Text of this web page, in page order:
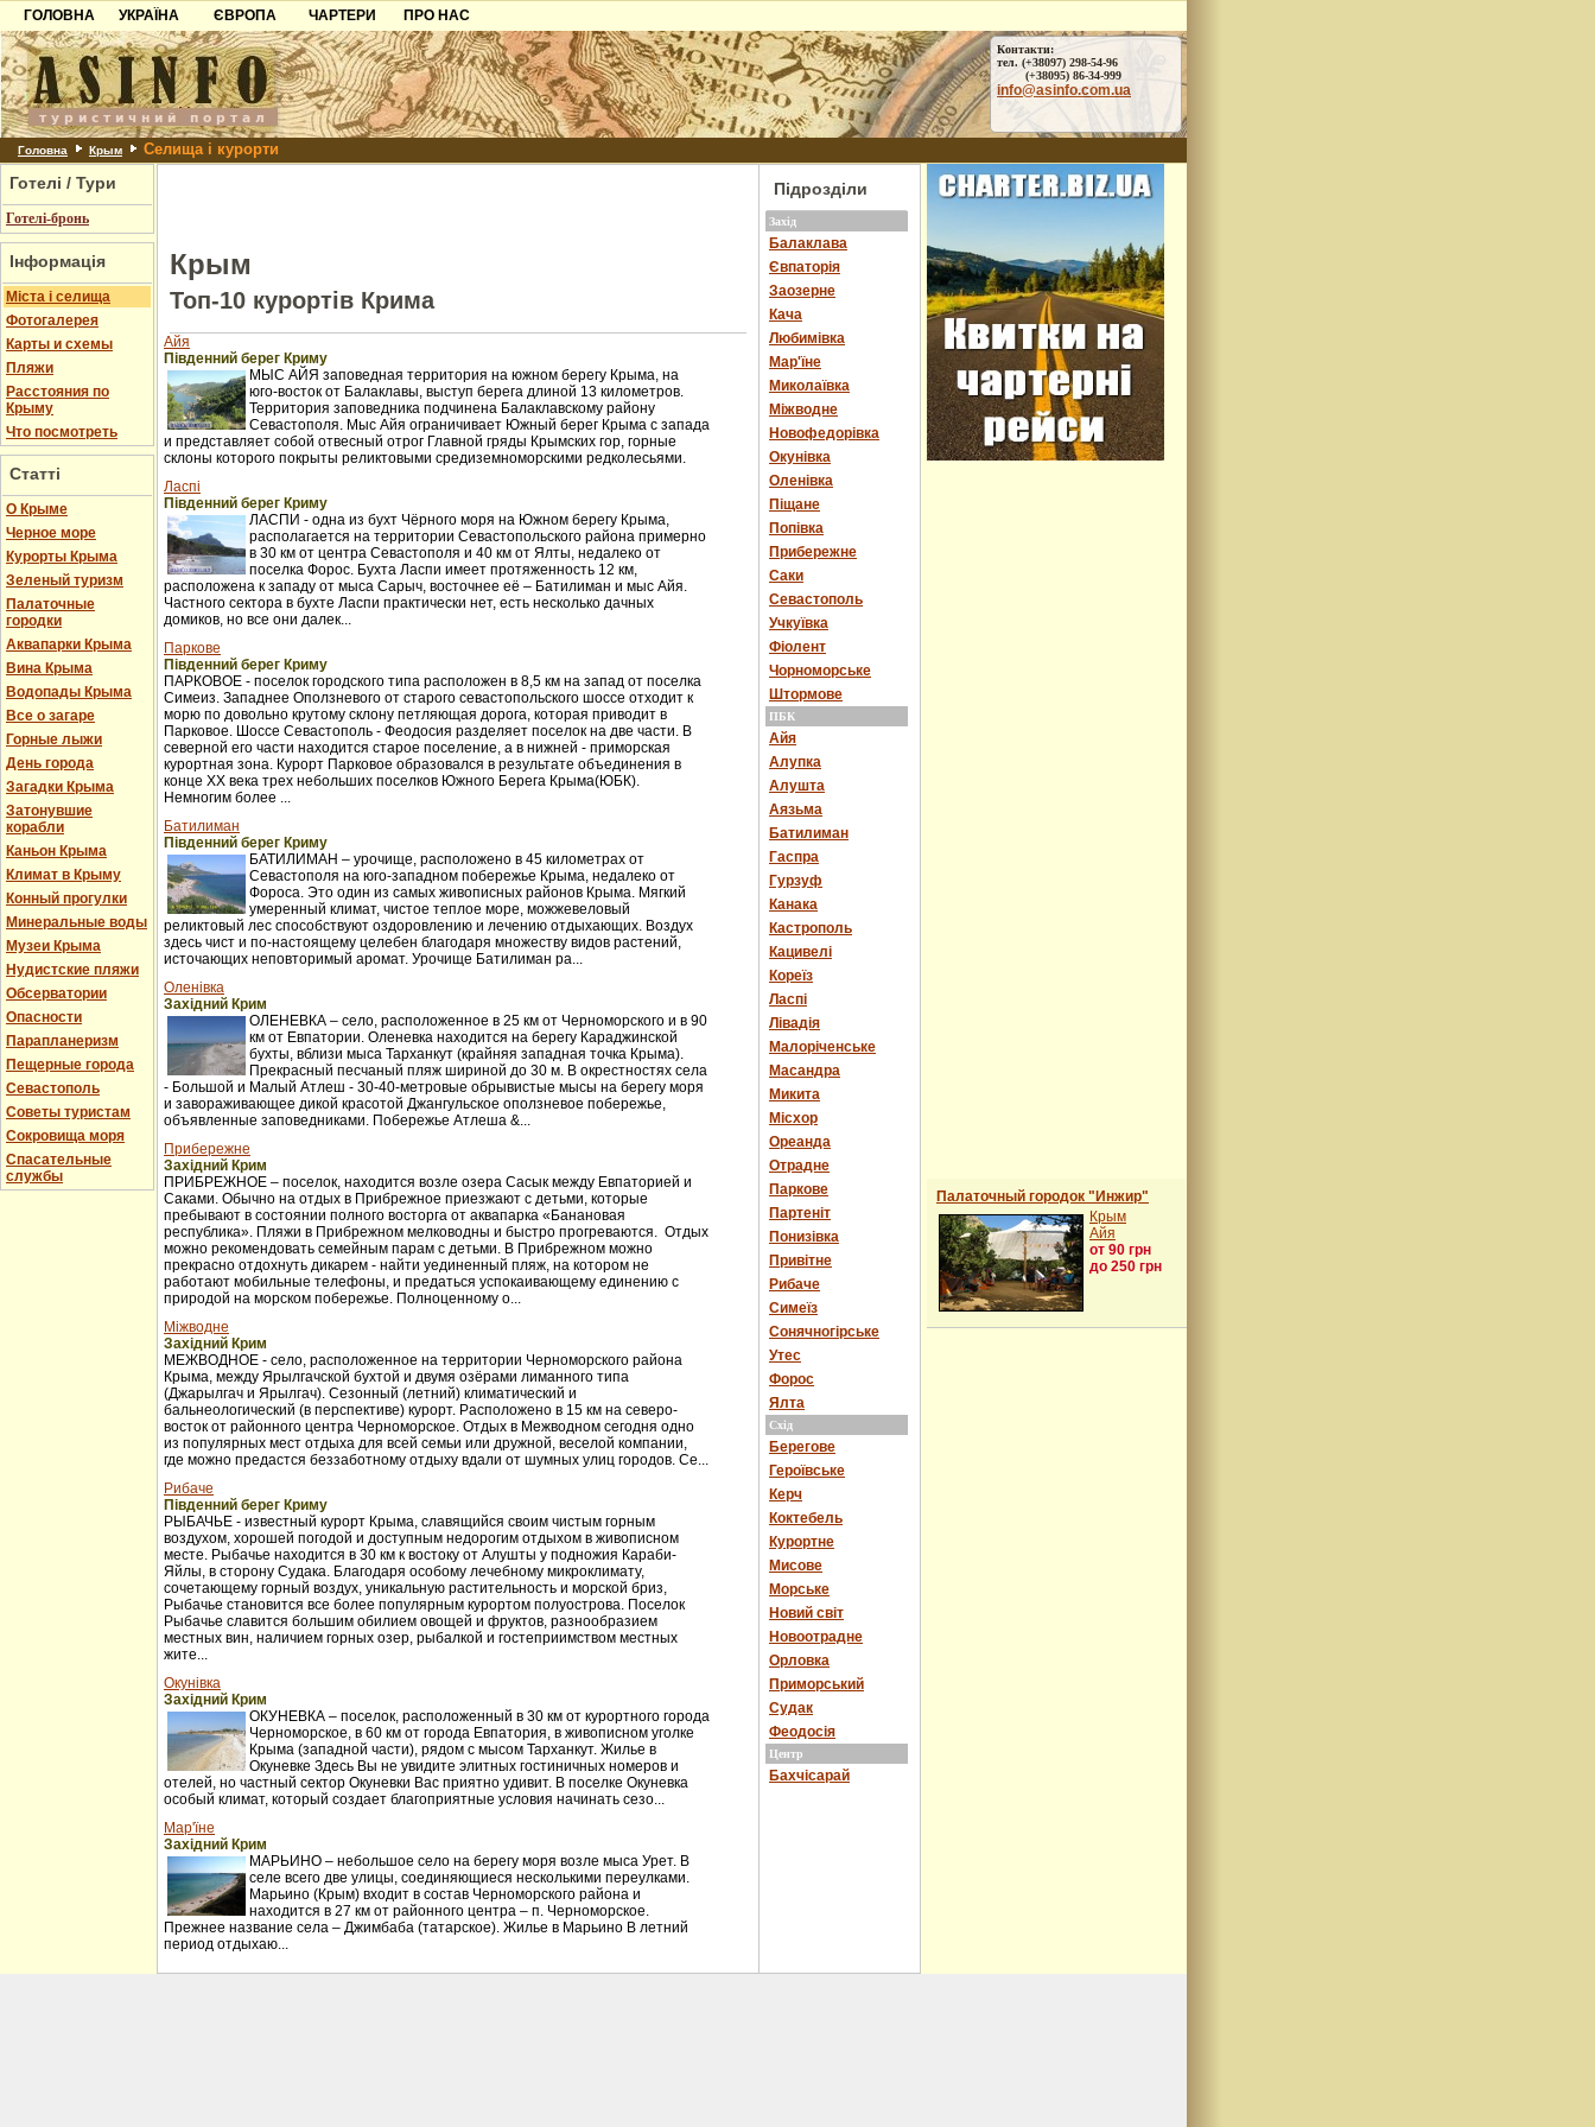
ГОЛОВНА
УКРАЇНА
Карпати
Азов
Причорноморря
Шацьк
ЄВРОПА
Чорногорія
Хорватія
Болгарія
Албанія
ЧАРТЕРИ
ПРО НАС
Контакти
Партнерам
Додати готель
Контакти:
тел. (+38097) 298-54-96
(+38095) 86-34-999
info@asinfo.com.ua
Головна Крым Селища і курорти
Готелі / Тури
Готелі-бронь
Інформація
Міста і селища
Фотогалерея
Карты и схемы
Пляжи
Расстояния по
Крыму
Что посмотреть
Статті
О Крыме
Черное море
Курорты Крыма
Зеленый туризм
Палаточные
городки
Аквапарки Крыма
Вина Крыма
Водопады Крыма
Все о загаре
Горные лыжи
День города
Загадки Крыма
Затонувшие
корабли
Каньон Крыма
Климат в Крыму
Конный прогулки
Минеральные воды
Музеи Крыма
Нудистские пляжи
Обсерватории
Опасности
Парапланеризм
Пещерные города
Севастополь
Советы туристам
Сокровища моря
Спасательные
службы
Крым
Топ-10 курортів Крима
Айя
Південний берег Криму
МЫС АЙЯ заповедная территория на южном берегу Крыма, на
юго-восток от Балаклавы, выступ берега длиной 13 километров.
Территория заповедника подчинена Балаклавскому району
Севастополя. Мыс Айя ограничивает Южный берег Крыма с запада
и представляет собой отвесный отрог Главной гряды Крымских гор, горные
склоны которого покрыты реликтовыми средиземноморскими редколесьями.
Ласпі
Південний берег Криму
ЛАСПИ - одна из бухт Чёрного моря на Южном берегу Крыма,
располагается на территории Севастопольского района примерно
в 30 км от центра Севастополя и 40 км от Ялты, недалеко от
поселка Форос. Бухта Ласпи имеет протяженность 12 км,
расположена к западу от мыса Сарыч, восточнее её – Батилиман и мыс Айя.
Частного сектора в бухте Ласпи практически нет, есть несколько дачных
домиков, но все они далек...
Паркове
Південний берег Криму
ПАРКОВОЕ - поселок городского типа расположен в 8,5 км на запад от поселка
Симеиз. Западнее Оползневого от старого севастопольского шоссе отходит к
морю по довольно крутому склону петляющая дорога, которая приводит в
Парковое. Шоссе Севастополь - Феодосия разделяет поселок на две части. В
северной его части находится старое поселение, а в нижней - приморская
курортная зона. Курорт Парковое образовался в результате объединения в
конце XX века трех небольших поселков Южного Берега Крыма(ЮБК).
Немногим более ...
Батилиман
Південний берег Криму
БАТИЛИМАН – урочище, расположено в 45 километрах от
Севастополя на юго-западном побережье Крыма, недалеко от
Фороса. Это один из самых живописных районов Крыма. Мягкий
умеренный климат, чистое теплое море, можжевеловый
реликтовый лес способствуют оздоровлению и лечению отдыхающих. Воздух
здесь чист и по-настоящему целебен благодаря множеству видов растений,
источающих неповторимый аромат. Урочище Батилиман ра...
Оленівка
Західний Крим
ОЛЕНЕВКА – село, расположенное в 25 км от Черноморского и в 90
км от Евпатории. Оленевка находится на берегу Караджинской
бухты, вблизи мыса Тарханкут (крайняя западная точка Крыма).
Прекрасный песчаный пляж шириной до 30 м. В окрестностях села
- Большой и Малый Атлеш - 30-40-метровые обрывистые мысы на берегу моря
и завораживающее дикой красотой Джангульское оползневое побережье,
объявленные заповедниками. Побережье Атлеша &...
Прибережне
Західний Крим
ПРИБРЕЖНОЕ – поселок, находится возле озера Сасык между Евпаторией и
Саками. Обычно на отдых в Прибрежное приезжают с детьми, которые
пребывают в состоянии полного восторга от аквапарка «Банановая
республика». Пляжи в Прибрежном мелководны и быстро прогреваются. Отдых
можно рекомендовать семейным парам с детьми. В Прибрежном можно
прекрасно отдохнуть дикарем - найти уединенный пляж, на котором не
работают мобильные телефоны, и предаться успокаивающему единению с
природой на морском побережье. Полноценному о...
Міжводне
Західний Крим
МЕЖВОДНОЕ - село, расположенное на территории Черноморского района
Крыма, между Ярылгачской бухтой и двумя озёрами лиманного типа
(Джарылгач и Ярылгач). Сезонный (летний) климатический и
бальнеологический (в перспективе) курорт. Расположено в 15 км на северо-
восток от районного центра Черноморское. Отдых в Межводном сегодня одно
из популярных мест отдыха для всей семьи или дружной, веселой компании,
где можно предастся беззаботному отдыху вдали от шумных улиц городов. Се...
Рибаче
Південний берег Криму
РЫБАЧЬЕ - известный курорт Крыма, славящийся своим чистым горным
воздухом, хорошей погодой и доступным недорогим отдыхом в живописном
месте. Рыбачье находится в 30 км к востоку от Алушты у подножия Караби-
Яйлы, в сторону Судака. Благодаря особому лечебному микроклимату,
сочетающему горный воздух, уникальную растительность и морской бриз,
Рыбачье становится все более популярным курортом полуострова. Поселок
Рыбачье славится большим обилием овощей и фруктов, разнообразием
местных вин, наличием горных озер, рыбалкой и гостеприимством местных
жите...
Окунівка
Західний Крим
ОКУНЕВКА – поселок, расположенный в 30 км от курортного города
Черноморское, в 60 км от города Евпатория, в живописном уголке
Крыма (западной части), рядом с мысом Тарханкут. Жилье в
Окуневке Здесь Вы не увидите элитных гостиничных номеров и
отелей, но частный сектор Окуневки Вас приятно удивит. В поселке Окуневка
особый климат, который создает благоприятные условия начинать сезо...
Мар'їне
Західний Крим
МАРЬИНО – небольшое село на берегу моря возле мыса Урет. В
селе всего две улицы, соединяющиеся несколькими переулками.
Марьино (Крым) входит в состав Черноморского района и
находится в 27 км от районного центра – п. Черноморское.
Прежнее название села – Джимбаба (татарское). Жилье в Марьино В летний
период отдыхаю...
Підрозділи
Захід
Балаклава
Євпаторія
Заозерне
Кача
Любимівка
Мар'їне
Миколаївка
Міжводне
Новофедорівка
Окунівка
Оленівка
Піщане
Попівка
Прибережне
Саки
Севастополь
Учкуївка
Фіолент
Чорноморське
Штормове
ПБК
Айя
Алупка
Алушта
Аязьма
Батилиман
Гаспра
Гурзуф
Канака
Кастрополь
Кацивелі
Кореїз
Ласпі
Лівадія
Малоріченське
Масандра
Микита
Місхор
Ореанда
Отрадне
Паркове
Партеніт
Понизівка
Привітне
Рибаче
Симеїз
Сонячногірське
Утес
Форос
Ялта
Схід
Берегове
Героївське
Керч
Коктебель
Курортне
Мисове
Морське
Новий світ
Новоотрадне
Орловка
Приморський
Судак
Феодосія
Центр
Бахчісарай
Палаточный городок "Инжир"
Крым
Айя
от 90 грн
до 250 грн